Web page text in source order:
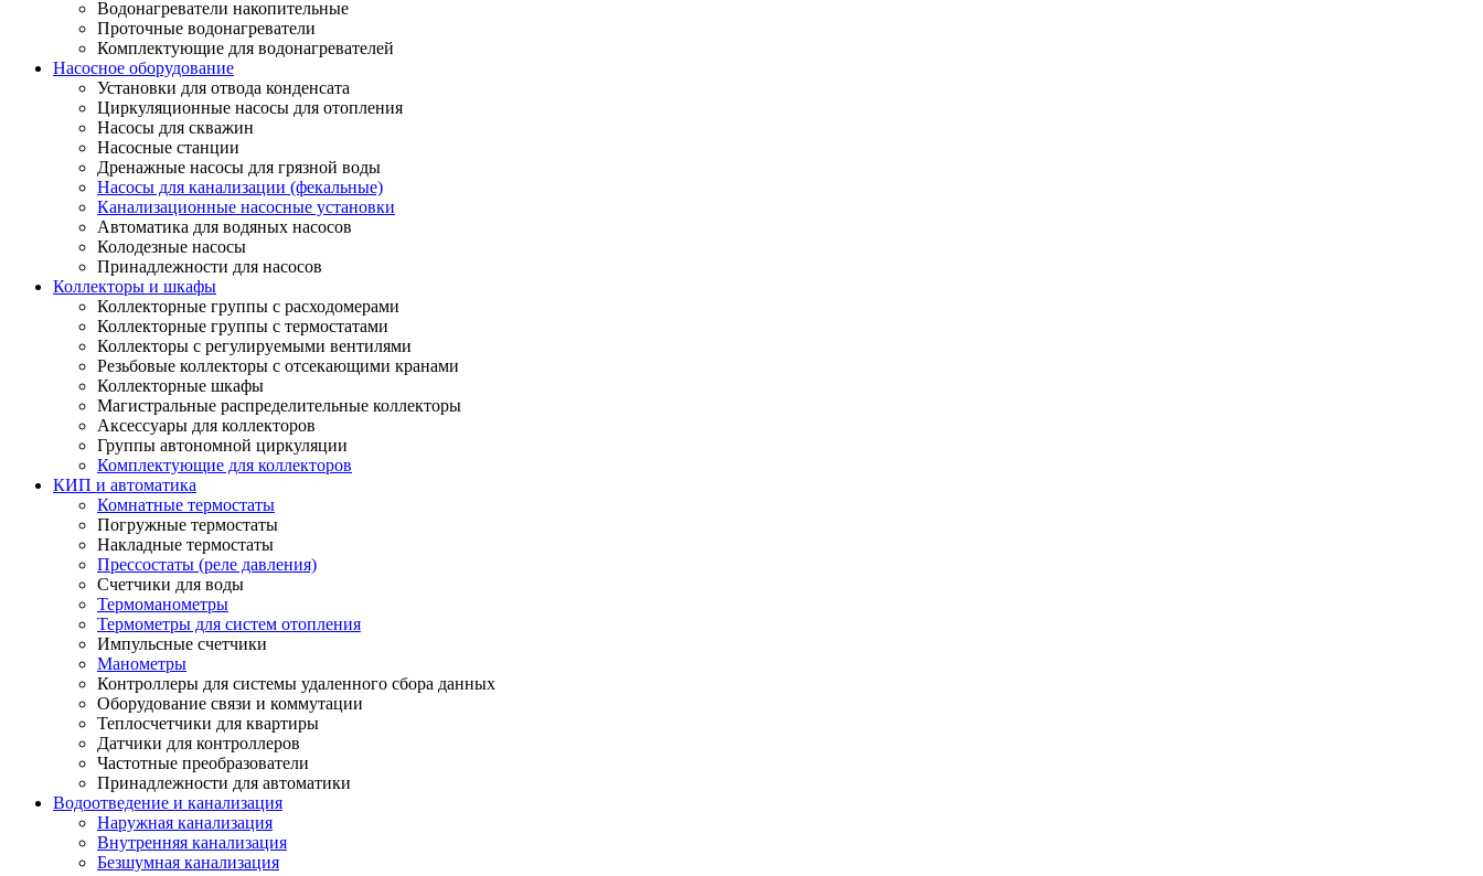
Водонагреватели накопительные
Проточные водонагреватели
Комплектующие для водонагревателей
Насосное оборудование
Установки для отвода конденсата
Циркуляционные насосы для отопления
Насосы для скважин
Насосные станции
Дренажные насосы для грязной воды
Насосы для канализации (фекальные)
Канализационные насосные установки
Автоматика для водяных насосов
Колодезные насосы
Принадлежности для насосов
Коллекторы и шкафы
Коллекторные группы с расходомерами
Коллекторные группы с термостатами
Коллекторы с регулируемыми вентилями
Резьбовые коллекторы с отсекающими кранами
Коллекторные шкафы
Магистральные распределительные коллекторы
Аксессуары для коллекторов
Группы автономной циркуляции
Комплектующие для коллекторов
КИП и автоматика
Комнатные термостаты
Погружные термостаты
Накладные термостаты
Прессостаты (реле давления)
Счетчики для воды
Термоманометры
Термометры для систем отопления
Импульсные счетчики
Манометры
Контроллеры для системы удаленного сбора данных
Оборудование связи и коммутации
Теплосчетчики для квартиры
Датчики для контроллеров
Частотные преобразователи
Принадлежности для автоматики
Водоотведение и канализация
Наружная канализация
Внутренняя канализация
Безшумная канализация